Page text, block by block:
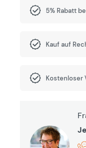
5% Rabatt
Kauf auf
Kostenloser